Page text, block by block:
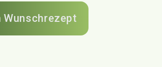
Wunschrezept